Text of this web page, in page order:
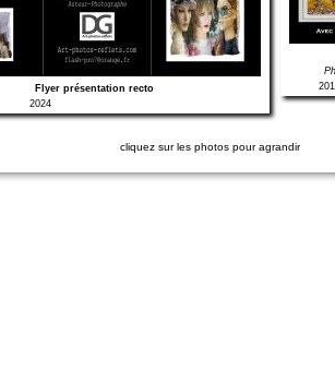
Flyer présentation recto
2024
cliquez sur les photos pour agrandir